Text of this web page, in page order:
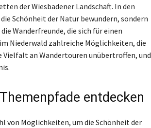
der Wiesbadener Landschaft. In den
Schönheit der Natur bewundern, sondern
Wanderfreunde, die sich für einen
Niederwald zahlreiche Möglichkeiten, die
Vielfalt an Wandertouren unübertroffen, und
entdecken
von Möglichkeiten, um die Schönheit der